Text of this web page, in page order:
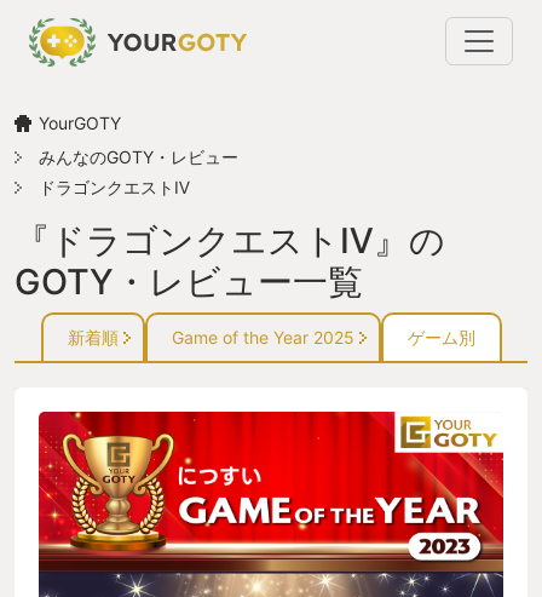
YourGOTY
みんなのGOTY・レビュー
ドラゴンクエストⅣ
『ドラゴンクエストⅣ』の
GOTY・レビュー一覧
新着順 Game of the Year 2025 ゲーム別